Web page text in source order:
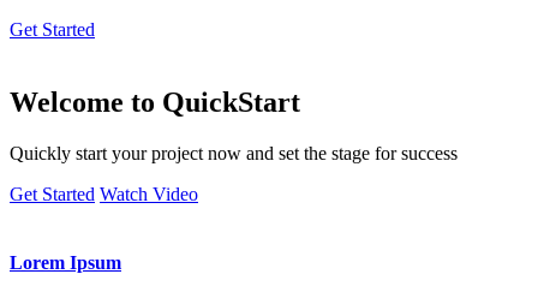
Get Started
Welcome to QuickStart
Quickly start your project now and set the stage for success
Get Started Watch Video
Lorem Ipsum